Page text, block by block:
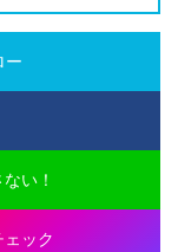
ー
い！
ック